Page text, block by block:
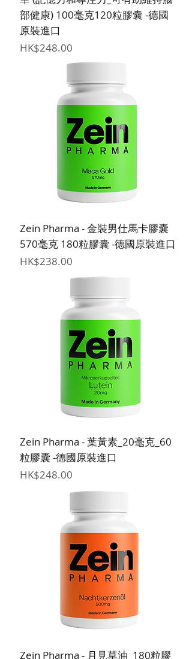
部健康) 100毫克120粒膠囊 -德國
原裝進口
價格
HK$248.00
Zein Pharma - 金裝男仕馬卡膠囊
570毫克 180粒膠囊 -德國原裝進口
價格
HK$238.00
Zein Pharma - 葉黃素_20毫克_60
粒膠囊 -德國原裝進口
價格
HK$248.00
Zein Pharma - 月見草油_180粒膠